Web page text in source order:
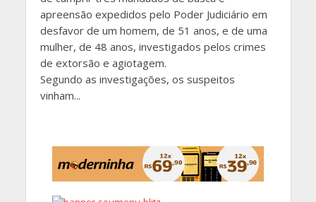
apreensão expedidos pelo Poder Judiciário em
desfavor de um homem, de 51 anos, e de uma
mulher, de 48 anos, investigados pelos crimes
de extorsão e agiotagem.
Segundo as investigações, os suspeitos
vinham...